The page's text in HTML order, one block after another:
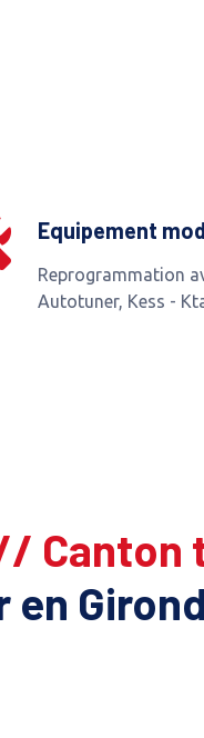
Equipement
Reprogrammation
Autotuner, Kess -
Canton